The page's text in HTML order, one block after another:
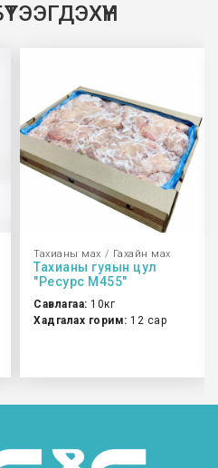
Тахианы мах Гахайн мах
Тахианы гуяын цул
"Ресурс М455"
Савлагаа: 10кг
Хадгалах горим: 12 сар